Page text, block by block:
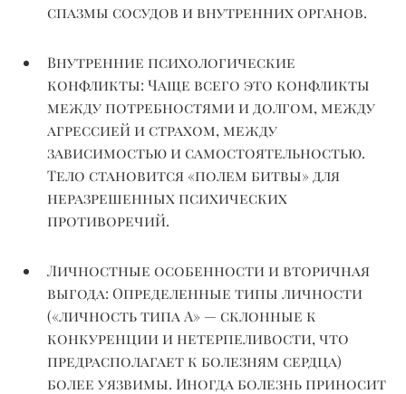
спазмы сосудов и внутренних органов.
Внутренние психологические
конфликты: Чаще всего это конфликты
между потребностями и долгом, между
агрессией и страхом, между
зависимостью и самостоятельностью.
Тело становится «полем битвы» для
неразрешенных психических
противоречий.
Личностные особенности и вторичная
выгода: Определенные типы личности
(«личность типа А» — склонные к
конкуренции и нетерпеливости, что
предрасполагает к болезням сердца)
более уязвимы. Иногда болезнь приносит